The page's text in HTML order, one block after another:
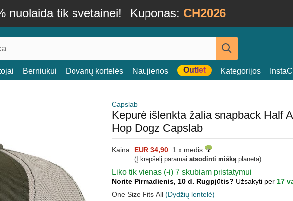
nuolaida tik svetainei! Kuponas: CH2026
Berniukui Dovanų kortelės Naujienos Outlet Kategorijos
Capslab
Kepurė išlenkta žalia snapback Half
Hop Dogz Capslab
Kaina: EUR 34,90 1 x medis
(Į krepšelį paramai atsodinti miškąplaneta)
Liko tik vienas (-i) 7 skubiam pristatymui
Norite Pirmadienis, 10 d. Rugpjūtis? Užsakyti per 17
One Size Fits All (Dydžių lentelė)